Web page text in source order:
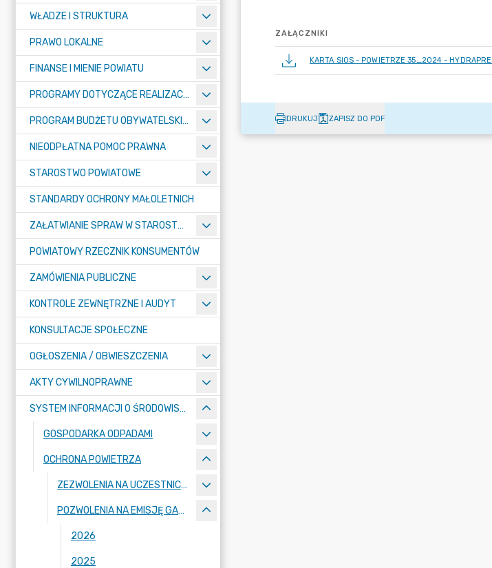
WŁADZE I STRUKTURA
PRAWO LOKALNE
FINANSE I MIENIE POWIATU
PROGRAMY DOTYCZĄCE REALIZACJI ZADAŃ PUBLICZNYCH
PROGRAM BUDŻETU OBYWATELSKIEGO POWIATU BYDGOSKIEGO
NIEODPŁATNA POMOC PRAWNA
STAROSTWO POWIATOWE
STANDARDY OCHRONY MAŁOLETNICH
ZAŁATWIANIE SPRAW W STAROSTWIE
POWIATOWY RZECZNIK KONSUMENTÓW
ZAMÓWIENIA PUBLICZNE
KONTROLE ZEWNĘTRZNE I AUDYT
KONSULTACJE SPOŁECZNE
OGŁOSZENIA / OBWIESZCZENIA
AKTY CYWILNOPRAWNE
SYSTEM INFORMACJI O ŚRODOWISKU
GOSPODARKA ODPADAMI
OCHRONA POWIETRZA
ZEZWOLENIA NA UCZESTNICTWO WE WSPÓLNOTOWYM SYSTEMIE HANDLU UPRAWNIENIAMI...
POZWOLENIA NA EMISJĘ GAZÓW I PYŁÓW DO POWIETRZA
2026
2025
ZAŁĄCZNIKI
KARTA SIOS - POWIETRZE 35_2024 -
DRUKUJ ZAPISZ DO PDF